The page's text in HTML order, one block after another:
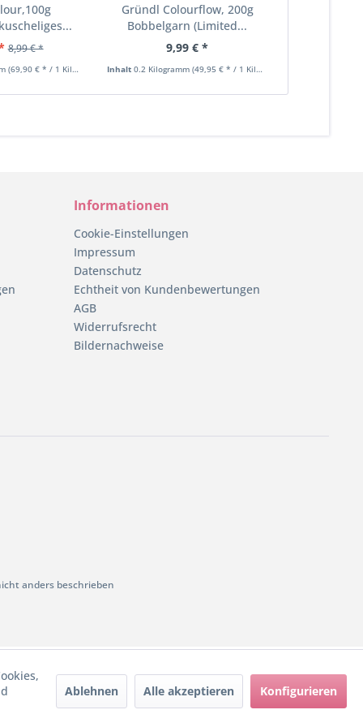
8,99 € *
(69,90 € * / 1 Kilogramm)
Gründl Colourflow, 200g
Bobbelgarn (Limited...
9,99 € *
Inhalt0.2 Kilogramm(49,95 € * / 1 Kilogramm)
Informationen
Cookie-Einstellungen
Impressum
Datenschutz
Echtheit von Kundenbewertungen
AGB
Widerrufsrecht
Bildernachweise
anders beschrieben
Ablehnen Alle akzeptieren Konfigurieren